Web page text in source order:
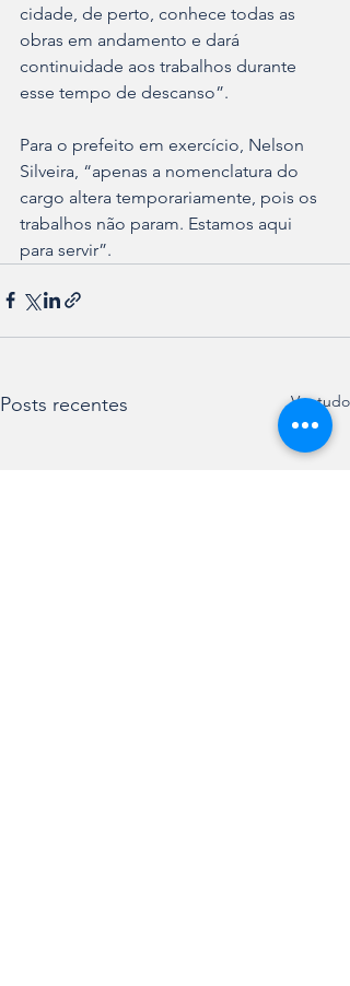
cidade, de perto, conhece todas as
obras em andamento e dará
continuidade aos trabalhos durante
esse tempo de descanso”.
Para o prefeito em exercício, Nelson
Silveira, “apenas a nomenclatura do
cargo altera temporariamente, pois os
trabalhos não param. Estamos aqui
para servir”.
Posts recentes Ver tudo